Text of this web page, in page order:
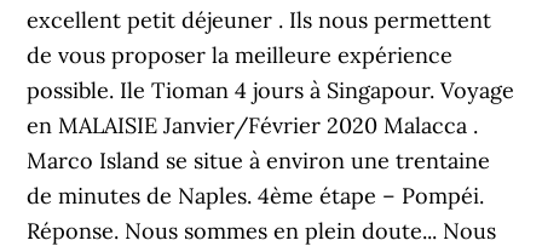
excellent petit déjeuner . Ils nous permettent
de vous proposer la meilleure expérience
possible. Ile Tioman 4 jours à Singapour. Voyage
en MALAISIE Janvier/Février 2020 Malacca .
Marco Island se situe à environ une trentaine
de minutes de Naples. 4ème étape – Pompéi.
Réponse. Nous sommes en plein doute... Nous